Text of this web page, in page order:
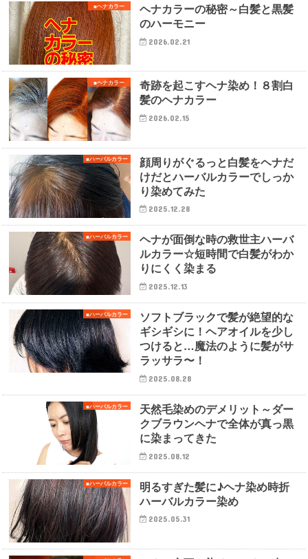
■ヘナカラー
ヘナカラーの秘密～白髪と黒髪
のハーモニー
2026.02.21
■ヘナカラー
奇跡を起こすヘナ染め！８割白
髪のヘナカラー
2026.02.15
■ハーバルカラー
顔周りがぐるっと白髪をヘナだ
けだとハーバルカラーでしっか
り染めてみた
2025.12.28
■ハーバルカラー
ヘナが面倒な時の救世主ハーバ
ルカラー☆短時間で白髪がわか
りにくく染まる
2025.12.13
■ハーバルカラー
ソフトブラックで髪が絶望的な
ギシギシに！ヘアオイルを少し
つけると…魔法のように髪がサ
ラッサラ〜！
2025.08.28
■ハーバルカラー
天然毛染めのデメリット～ダー
クブラウンヘナで全体が真っ黒
に染まってきた
2025.08.12
■ハーバルカラー
明るすぎた髪に♪ヘナ染め時折
ハーバルカラー染め
2025.05.31